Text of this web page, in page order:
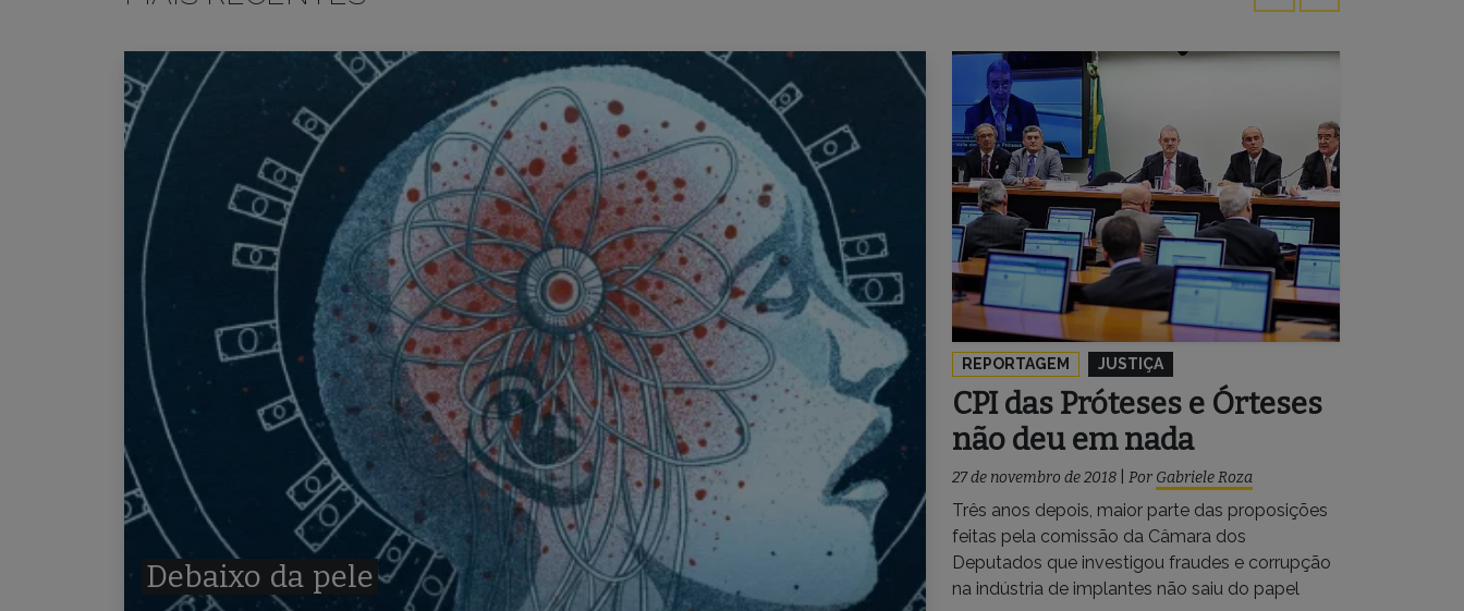
Debaixo da pele
REPORTAGEM JUSTIÇA
CPI das Próteses e Órteses
não deu em nada
27 de novembro de 2018 Por Gabriele Roza
Três anos depois, maior parte das proposições
feitas pela comissão da Câmara dos
Deputados que investigou fraudes e corrupção
na indústria de implantes não saiu do papel